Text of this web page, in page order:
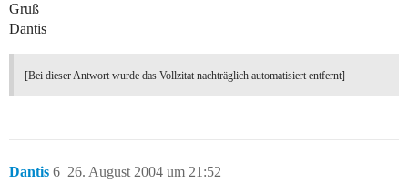
Gruß
Dantis
[Bei dieser Antwort wurde das Vollzitat nachträglich automatisiert entfernt]
Dantis 26. August 2004 um 21:52
6